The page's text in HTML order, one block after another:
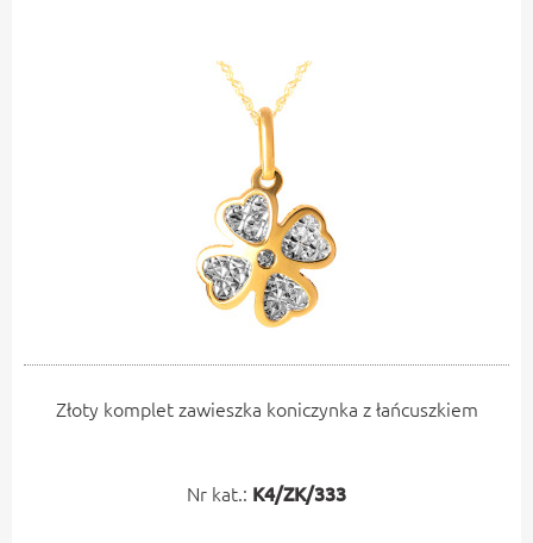
Złoty komplet zawieszka koniczynka z łańcuszkiem
Nr kat.: K4/ZK/333